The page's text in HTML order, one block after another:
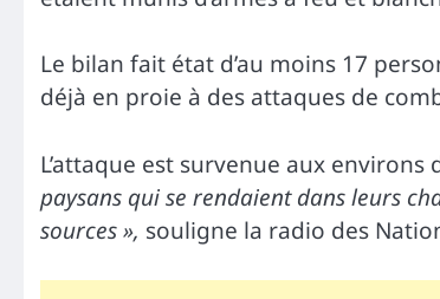
Le bilan fait état d’au moins 17
déjà en proie à des attaques de
L’attaque est survenue aux
paysans qui se rendaient dans leurs
sources », souligne la radio des